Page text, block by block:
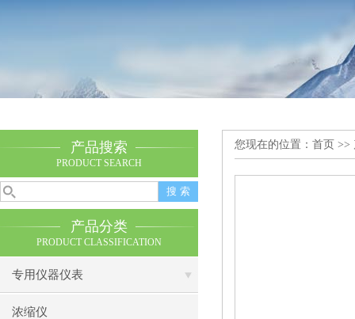
产品搜索
PRODUCT SEARCH
产品分类
PRODUCT CLASSIFICATION
专用仪器仪表
浓缩仪
您现在的位置： 首页 >>